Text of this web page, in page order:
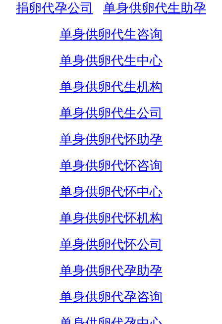
捐卵代孕公司
单身供卵代生助孕
单身供卵代生咨询
单身供卵代生中心
单身供卵代生机构
单身供卵代生公司
单身供卵代怀助孕
单身供卵代怀咨询
单身供卵代怀中心
单身供卵代怀机构
单身供卵代怀公司
单身供卵代孕助孕
单身供卵代孕咨询